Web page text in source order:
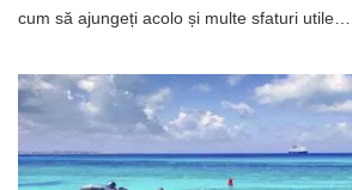
cum să ajungeți acolo și multe sfaturi utile…